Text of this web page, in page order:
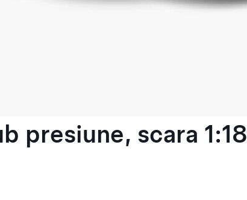
presiune, scara 1:18